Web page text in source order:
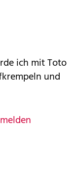
ich mit Toto
und